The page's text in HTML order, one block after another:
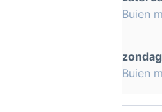
Buien
Buien